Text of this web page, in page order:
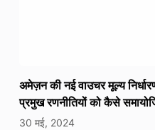
अमेज़न की नई वाउचर मूल्य
प्रमुख रणनीतियों को कैसे
30 मई, 2024